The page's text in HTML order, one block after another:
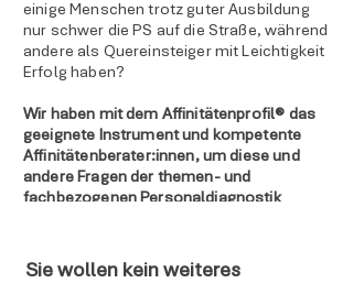
einige Menschen trotz guter Ausbildung
nur schwer die PS auf die Straße, während
andere als Quereinsteiger mit Leichtigkeit
Erfolg haben?
Wir haben mit dem Affinitätenprofil® das
geeignete Instrument und kompetente
Affinitätenberater:innen, um diese und
andere Fragen der themen- und
fachbezogenen Personaldiagnostik
Sie wollen kein weiteres